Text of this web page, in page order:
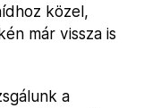
közel,
már vissza is
a